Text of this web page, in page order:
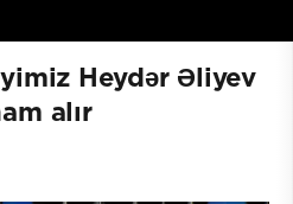
Heydər Əliyev
alır